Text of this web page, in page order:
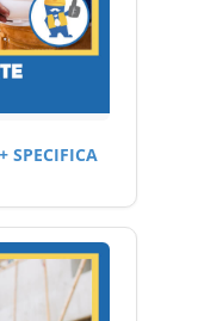
SPECIFICA